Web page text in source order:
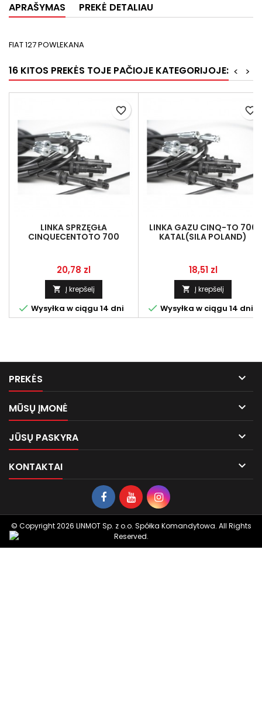
APRAŠYMAS PREKĖ DETALIAU
FIAT 127 POWLEKANA
16 KITOS PREKĖS TOJE PAČIOJE KATEGORIJOJE: >
<
LINKA SPRZĘGŁA
CINQUECENTOTO 700
Kaina
20,78 zl
 Į krepšelį
 Wysyłka w ciągu 14 dni
favorite_border
LINKA GAZU CINQ-TO 700
KATAL(SILA POLAND)
Kaina
18,51 zl
 Į krepšelį
 Wysyłka w ciągu 14 dni
favorite_border
PREKĖS 
MŪSŲ ĮMONĖ 
JŪSŲ PASKYRA 
KONTAKTAI 
© Copyright 2026 LINMOT Sp. z o.o. Spółka Komandytowa. All Rights
Reserved.